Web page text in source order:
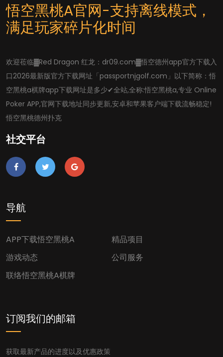
悟空黑桃A官网-支持离线模式，
满足玩家碎片化时间
欢迎莅临▓Red Dragon 红龙：dr09.com▓悟空德州app官方下载入
口2026最新版官方下载网址「passportnjgolf.com」以下简称：悟
空黑桃a棋牌app下载网址是多少✔全站,全称:悟空黑桃a,专业 Online
Poker APP,官网下载地址同步更新,安卓和苹果客户端下载流畅稳定!
悟空黑桃德州扑克
社交平台
导航
APP下载悟空黑桃A
精品项目
游戏动态
公司服务
联络悟空黑桃a棋牌
订阅我们的邮箱
获取最新产品的进度以及优惠政策